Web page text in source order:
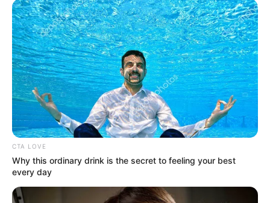
CTA LOVE
Why this ordinary drink is the secret to feeling your best
every day